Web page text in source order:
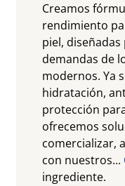
Creamos
rendimiento
piel,
demandas de
modernos. Ya
hidratación,
protección
ofrecemos
comercializar,
con nuestros...
ingrediente.